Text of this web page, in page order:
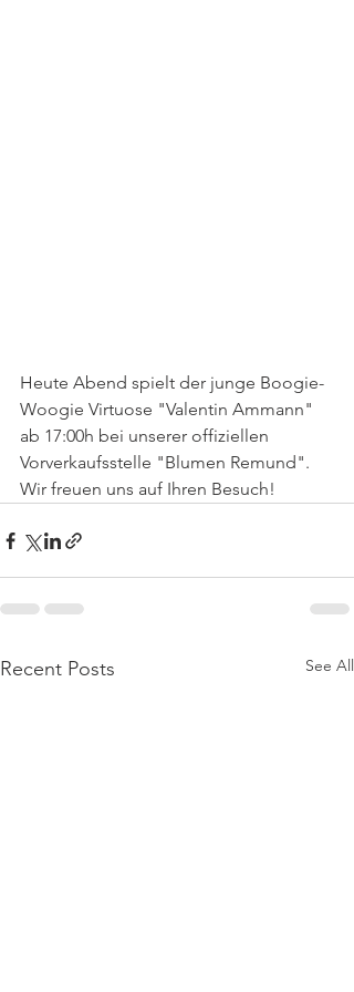
Heute Abend spielt der junge Boogie-
Woogie Virtuose "Valentin Ammann"
ab 17:00h bei unserer offiziellen
Vorverkaufsstelle "Blumen Remund".
Wir freuen uns auf Ihren Besuch!
Recent Posts See All